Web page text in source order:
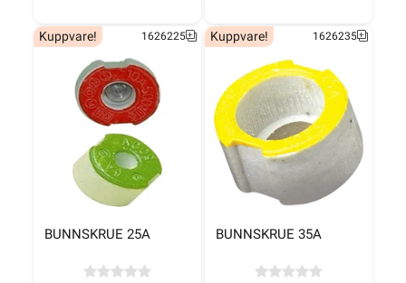
BUNNSKRUE 25A
Kuppvare! 1626225
BUNNSKRUE 35A
Kuppvare! 1626235